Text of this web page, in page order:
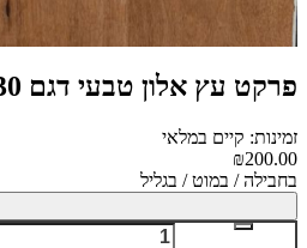
פרקט עץ אלון טבעי דגם 4030
זמינות: קיים במלאי
₪200.00
בחבילה / במוט / בגליל